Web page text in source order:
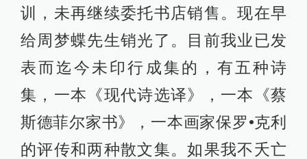
训，未再继续委托书店销售。现在早
给周梦蝶先生销光了。目前我业已发
表而迄今未印行成集的，有五种诗
集，一本《现代诗选译》，一本《蔡
斯德菲尔家书》，一本画家保罗•克利
的评传和两种散文集。如果我不夭亡